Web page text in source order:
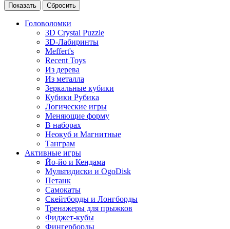
Головоломки
3D Crystal Puzzle
3D-Лабиринты
Meffert's
Recent Toys
Из дерева
Из металла
Зеркальные кубики
Кубики Рубика
Логические игры
Меняющие форму
В наборах
Неокуб и Магнитные
Танграм
Активные игры
Йо-йо и Кендама
Мультидиски и OgoDisk
Петанк
Самокаты
Скейтборды и Лонгборды
Тренажеры для прыжков
Фиджет-кубы
Фингерборды